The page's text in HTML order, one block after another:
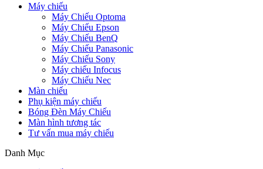
Máy chiếu
Máy Chiếu Optoma
Máy Chiếu Epson
Máy Chiếu BenQ
Máy Chiếu Panasonic
Máy Chiếu Sony
Máy chiếu Infocus
Máy Chiếu Nec
Màn chiếu
Phụ kiện máy chiếu
Bóng Đèn Máy Chiếu
Màn hình tương tác
Tư vấn mua máy chiếu
Danh Mục